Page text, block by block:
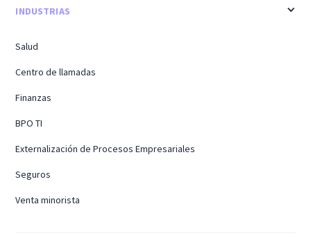
INDUSTRIAS
Salud
Centro de llamadas
Finanzas
BPO TI
Externalización de Procesos Empresariales
Seguros
Venta minorista